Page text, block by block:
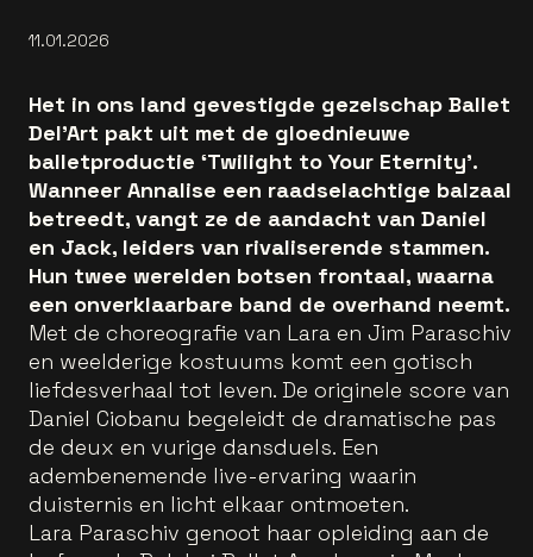
11.01.2026
Het in ons land gevestigde gezelschap Ballet
Del’Art pakt uit met de gloednieuwe
balletproductie ‘Twilight to Your Eternity’.
Wanneer Annalise een raadselachtige balzaal
betreedt, vangt ze de aandacht van Daniel
en Jack, leiders van rivaliserende stammen.
Hun twee werelden botsen frontaal, waarna
een onverklaarbare band de overhand neemt.
Met de choreografie van Lara en Jim Paraschiv
en weelderige kostuums komt een gotisch
liefdesverhaal tot leven. De originele score van
Daniel Ciobanu begeleidt de dramatische pas
de deux en vurige dansduels. Een
adembenemende live-ervaring waarin
duisternis en licht elkaar ontmoeten.
Lara Paraschiv genoot haar opleiding aan de